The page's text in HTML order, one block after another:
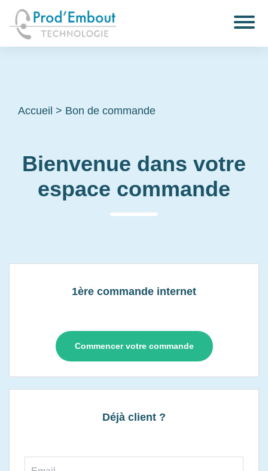
Accueil > Bon de commande
Bienvenue dans votre
espace commande
1ère commande internet
Commencer votre commande
Déjà client ?